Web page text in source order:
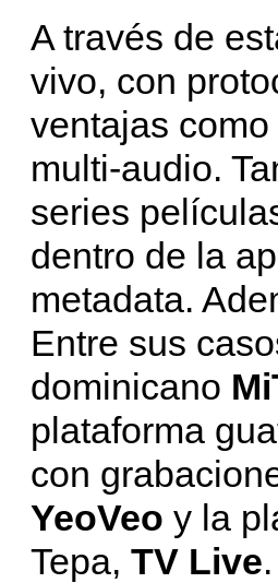
A través de
vivo, con
ventajas
multi-audio.
series
dentro de la
metadata.
Entre sus
dominicano
plataforma
con
YeoVeo y la
Tepa, TV Live.